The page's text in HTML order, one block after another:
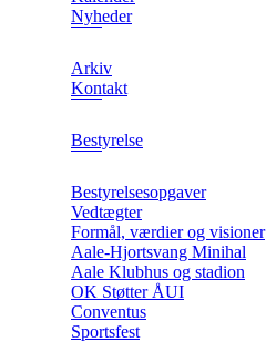
Nyheder
Arkiv
Kontakt
Bestyrelse
Bestyrelsesopgaver
Vedtægter
Formål, værdier og visioner
Aale-Hjortsvang Minihal
Aale Klubhus og stadion
OK Støtter ÅUI
Conventus
Sportsfest